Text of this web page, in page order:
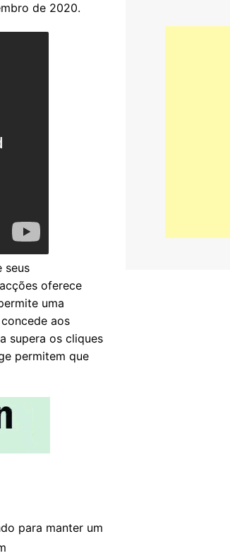
de 2020.
seus
oferece
uma
aos
supera os cliques
permitem que
para manter um